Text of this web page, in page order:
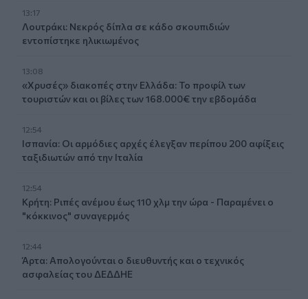
13:17
Λουτράκι: Νεκρός δίπλα σε κάδο σκουπιδιών
εντοπίστηκε ηλικιωμένος
13:08
«Χρυσές» διακοπές στην Ελλάδα: Το προφίλ των
τουριστών και οι βίλες των 168.000€ την εβδομάδα
12:54
Ισπανία: Οι αρμόδιες αρχές έλεγξαν περίπου 200 αφίξεις
ταξιδιωτών από την Ιταλία
12:54
Κρήτη: Ριπές ανέμου έως 110 χλμ την ώρα - Παραμένει ο
"κόκκινος" συναγερμός
12:44
Άρτα: Απολογούνται ο διευθυντής και ο τεχνικός
ασφαλείας του ΔΕΔΔΗΕ